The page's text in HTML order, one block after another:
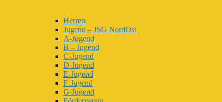
Herren
Jugend – JSG NordOst
A-Jugend
B – Jugend
C-Jugend
D-Jugend
E-Jugend
F-Jugend
G-Jugend